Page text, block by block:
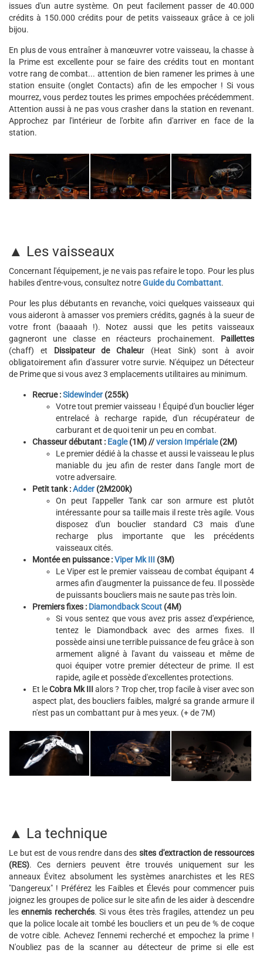
issues d'un autre système. On peut facilement passer de 40.000
crédits à 150.000 crédits pour de petits vaisseaux grâce à ce joli
bijou.
En plus de vous entraîner à manœuvrer votre vaisseau, la chasse à
la Prime est excellente pour se faire des crédits tout en montant
votre rang de combat... attention de bien ramener les primes à une
station ensuite (onglet Contacts) afin de les empocher ! Si vous
mourrez, vous perdez toutes les primes empochées précédemment.
Attention aussi à ne pas vous crasher dans la station en revenant.
Approchez par l'intérieur de l'orbite afin d'arriver en face de la
station.
▲ Les vaisseaux
Concernant l'équipement, je ne vais pas refaire le topo. Pour les plus
habiles d'entre-vous, consultez notreGuide du Combattant.
Pour les plus débutants en revanche, voici quelques vaisseaux qui
vous aideront à amasser vos premiers crédits, gagnés à la sueur de
votre front (baaaah !). Notez aussi que les petits vaisseaux
gagneront une classe en réacteurs prochainement. Paillettes
(chaff) et Dissipateur de Chaleur (Heat Sink) sont à avoir
obligatoirement afin d'assurer votre survie. N'équipez un Détecteur
de Prime que si vous avez 3 emplacements utilitaires au minimum.
Recrue :Sidewinder (255k)
Votre tout premier vaisseau ! Équipé d'un bouclier léger
entrelacé à recharge rapide, d'un récupérateur de
carburant et de quoi tenir un peu en combat.
Chasseur débutant : Eagle(1M) //version Impériale(2M)
Le premier dédié à la chasse et aussi le vaisseau le plus
maniable du jeu afin de rester dans l'angle mort de
votre adversaire.
Petit tank :Adder (2M200k)
On peut l'appeller Tank car son armure est plutôt
intéressante pour sa taille mais il reste très agile. Vous
disposez d'un bouclier standard C3 mais d'une
recharge plus importante que les précédents
vaisseaux cités.
Montée en puissance :Viper Mk III (3M)
Le Viper est le premier vaisseau de combat équipant 4
armes afin d'augmenter la puissance de feu. Il possède
de puissants boucliers mais ne saute pas très loin.
Premiers fixes : Diamondback Scout (4M)
Si vous sentez que vous avez pris assez d'expérience,
tentez le Diamondback avec des armes fixes. Il
possède ainsi une terrible puissance de feu grâce à son
armement aligné à l'avant du vaisseau et même de
quoi équiper votre premier détecteur de prime. Il est
rapide, agile et possède d'excellentes protections.
Et leCobra Mk III alors ? Trop cher, trop facile à viser avec son
aspect plat, des boucliers faibles, malgré sa grande armure il
n'est pas un combattant pur à mes yeux. (+ de 7M)
▲ La technique
Le but est de vous rendre dans dessites d'extraction de ressources
(RES). Ces derniers peuvent être trouvés uniquement sur les
anneaux Évitez absolument les systèmes anarchistes et les RES
"Dangereux" ! Préférez les Faibles et Élevés pour commencer puis
joignez les groupes de police sur le site afin de les aider à descendre
lesennemis recherchés. Si vous êtes très fragiles, attendez un peu
que la police locale ait tombé les boucliers et un peu de % de coque
de votre cible. Achevez l'ennemi recherché et empochez la prime !
N'oubliez pas de la scanner au détecteur de prime si elle est